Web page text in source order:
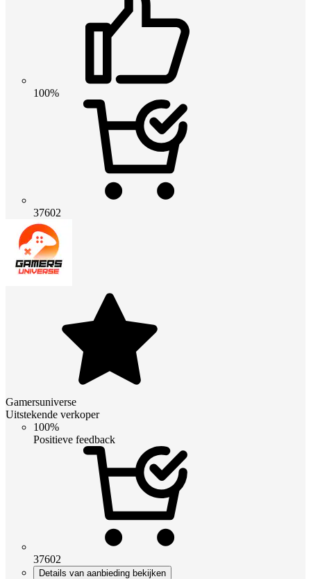
100%
37602
Gamersuniverse
Uitstekende verkoper
100%
Positieve feedback
37602
Details van aanbieding bekijken